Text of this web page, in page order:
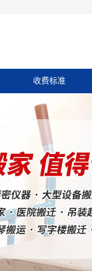
收费标准